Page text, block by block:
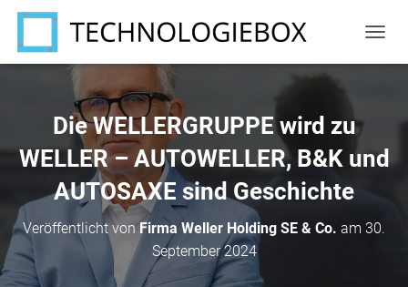
A
I
M
Die WELLERGRUPPE wird zu
WELLER – AUTOWELLER, B&K und
AUTOSAXE sind Geschichte
Veröffentlicht von Firma Weller Holding SE & Co. am 30.
September 2024